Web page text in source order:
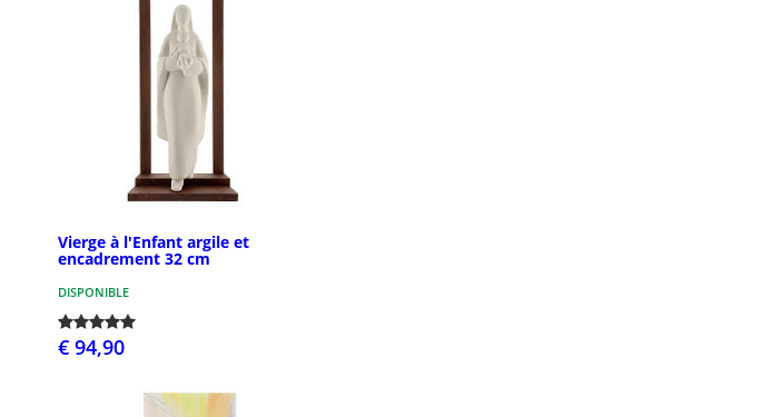
Vierge à l'Enfant argile et
encadrement 32 cm
DISPONIBLE
€ 94,90